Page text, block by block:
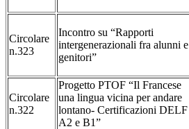
Circolare
n.323
Incontro su “Rapporti
intergenerazionali fra alunni e
genitori”
Circolare
n.322
Progetto PTOF “Il Francese
una lingua vicina per andare
lontano- Certificazioni DELF
A2 e B1”